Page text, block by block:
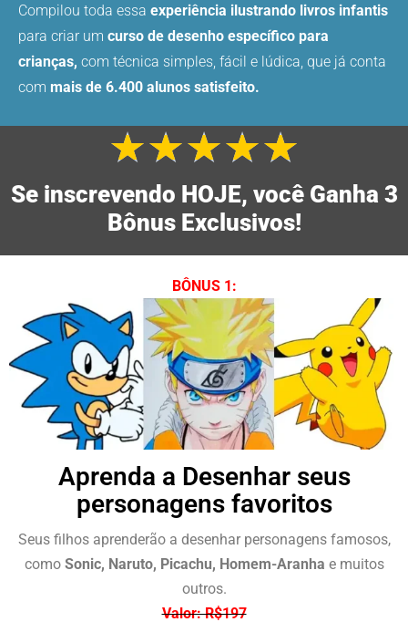
Compilou toda essa experiência ilustrando livros infantis
para criar um curso de desenho específico para
crianças, com técnica simples, fácil e lúdica, que já conta
com mais de 6.400 alunos satisfeito.
★★★★★
como
5
de
5
Se inscrevendo HOJE, você Ganha 3
Bônus Exclusivos!
BÔNUS 1:
Aprenda a Desenhar seus
personagens favoritos
Seus filhos aprenderão a desenhar personagens famosos,
como Sonic, Naruto, Picachu, Homem-Aranha e muitos
outros.
Valor: R$197